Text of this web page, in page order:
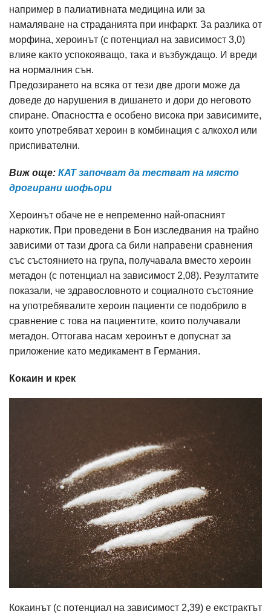
например в палиативната медицина или за
намаляване на страданията при инфаркт. За разлика от
морфина, хероинът (с потенциал на зависимост 3,0)
влияе както успокояващо, така и възбуждащо. И вреди
на нормалния сън.
Предозирането на всяка от тези две дроги може да
доведе до нарушения в дишането и дори до неговото
спиране. Опасността е особено висока при зависимите,
които употребяват хероин в комбинация с алкохол или
приспивателни.
Виж още: КАТ започват да тестват на място
дрогирани шофьори
Хероинът обаче не е непременно най-опасният
наркотик. При проведени в Бон изследвания на трайно
зависими от тази дрога са били направени сравнения
със състоянието на група, получавала вместо хероин
метадон (с потенциал на зависимост 2,08). Резултатите
показали, че здравословното и социалното състояние
на употребявалите хероин пациенти се подобрило в
сравнение с това на пациентите, които получавали
метадон. Оттогава насам хероинът е допуснат за
приложение като медикамент в Германия.
Кокаин и крек
Кокаинът (с потенциал на зависимост 2,39) е екстрактът